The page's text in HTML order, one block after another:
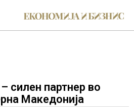
силен партнер во
Македонија